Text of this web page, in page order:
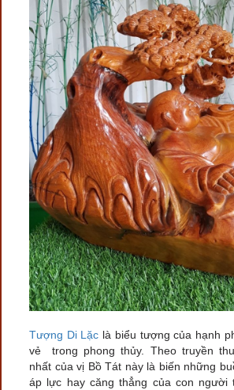
Tượng Di Lặc là biểu tượng của hạnh
vẻ trong phong thủy. Theo truyền
nhất của vị Bồ Tát này là biến những
áp lực hay căng thẳng của con người